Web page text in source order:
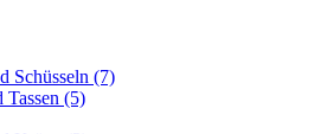
Schüsseln (7)
Tassen (5)